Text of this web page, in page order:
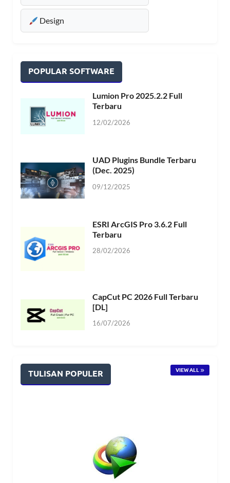
Design
POPULAR SOFTWARE
Lumion Pro 2025.2.2 Full
Terbaru
12/02/2026
UAD Plugins Bundle Terbaru
(Dec. 2025)
09/12/2025
ESRI ArcGIS Pro 3.6.2 Full
Terbaru
28/02/2026
CapCut PC 2026 Full Terbaru
[DL]
16/07/2026
TULISAN POPULER VIEW ALL